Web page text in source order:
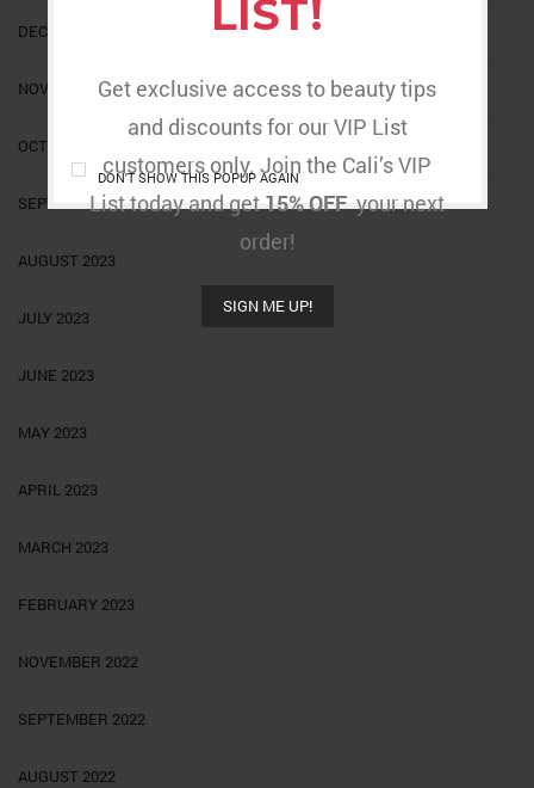
LIST!
Get exclusive access to beauty tips
and discounts for our VIP List
customers only. Join the Cali’s VIP
List today and get15% OFFyour next
order!
SIGN ME UP!
DON'T SHOW THIS POPUP AGAIN
DECEMBER 2023
NOVEMBER 2023
OCTOBER 2023
SEPTEMBER 2023
AUGUST 2023
JULY 2023
JUNE 2023
MAY 2023
APRIL 2023
MARCH 2023
FEBRUARY 2023
NOVEMBER 2022
SEPTEMBER 2022
AUGUST 2022